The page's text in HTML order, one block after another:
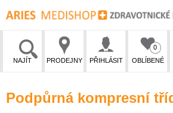
NAJÍT PRODEJNY PŘIHLÁSIT OBLÍBENÉ
0
Podpůrná kompresní